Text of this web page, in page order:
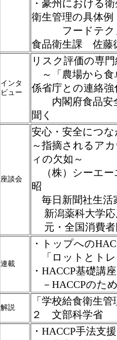
・豪州における
衛生管理の具体例
フードテクノ
食品衛生課 佐藤
インタ
ビュー
リスク評価の専
～「農場から食
係省庁との連絡強
内閣府食品安
聞く
座談会
安心・安全につ
～指摘されるア
ィの欠如～
（株）シーエ
昭
毎日新聞社生活
新潟薬科大学
元・全国消費
連載
・トップへの
「ロットとト
・HACCP基礎講
－HACCPのた
解説
「学校給食衛生
２ 文部科学省
・HACCP手法支